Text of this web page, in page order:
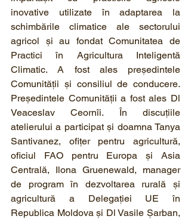
inovative utilizate în adaptarea la
schimbările climatice ale sectorului
agricol şi au fondat Comunitatea de
Practici în Agricultura Inteligentă
Climatic. A fost ales președintele
Comunității şi consiliul de conducere.
Președintele Comunității a fost ales Dl
Veaceslav Ceornîi. În discuțiile
atelierului a participat şi doamna Tanya
Santivanez, ofițer pentru agricultură,
oficiul FAO pentru Europa și Asia
Centrală, Ilona Gruenewald, manager
de program în dezvoltarea rurală şi
agricultură a Delegaţiei UE în
Republica Moldova şi Dl Vasile Şarban,